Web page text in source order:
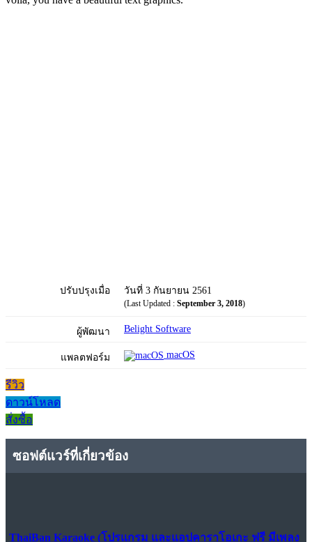
ปรับปรุงเมื่อ วันที่ 3 กันยายน 2561
(Last Updated : September 3, 2018)
ผู้พัฒนา Belight Software
แพลตฟอร์ม macOS
รีวิว
ดาวน์โหลด
สั่งซื้อ
ซอฟต์แวร์ที่เกี่ยวข้อง
ThaiBan Karaoke (โปรแกรม และแอปคาราโอเกะ ฟรี มีเพลง